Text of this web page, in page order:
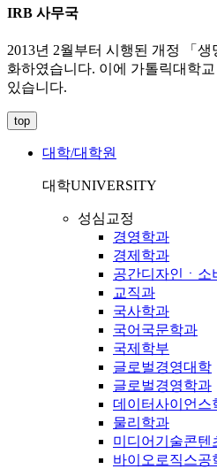
IRB 사무국
2013년 2월부터 시행된 개정 「
화하였습니다. 이에 가톨릭대학
있습니다.
top
대학/대학원
대학UNIVERSITY
성심교정
경영학과
경제학과
공간디자인ㆍ소
교직과
국사학과
국어국문학과
국제학부
글로벌경영대학
글로벌경영학과
데이터사이언스
물리학과
미디어기술콘텐
바이오로직스공